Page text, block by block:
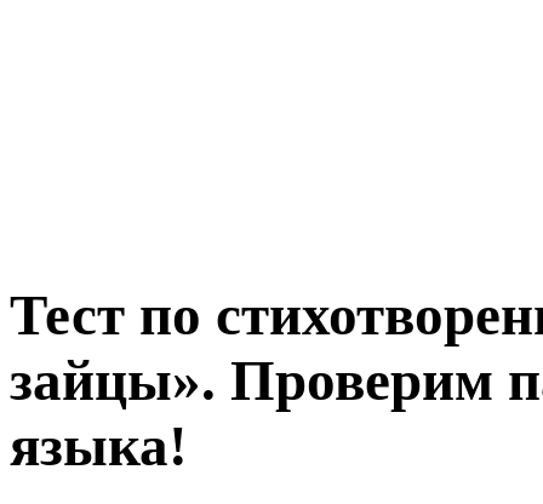
Тест по
зайцы». Проверим
языка!